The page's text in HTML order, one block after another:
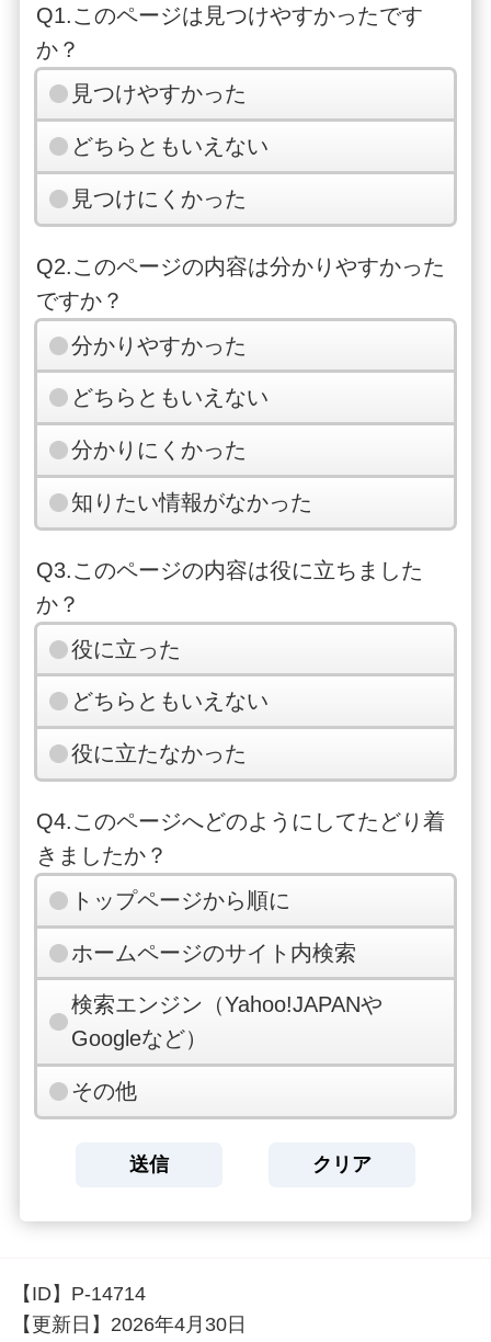
Q1.このページは見つけやすかったです
か？
見つけやすかった
どちらともいえない
見つけにくかった
Q2.このページの内容は分かりやすかった
ですか？
分かりやすかった
どちらともいえない
分かりにくかった
知りたい情報がなかった
Q3.このページの内容は役に立ちました
か？
役に立った
どちらともいえない
役に立たなかった
Q4.このページへどのようにしてたどり着
きましたか？
トップページから順に
ホームページのサイト内検索
検索エンジン（Yahoo!JAPANや
Googleなど）
その他
【ID】 P-14714
【更新日】 2026年4月30日